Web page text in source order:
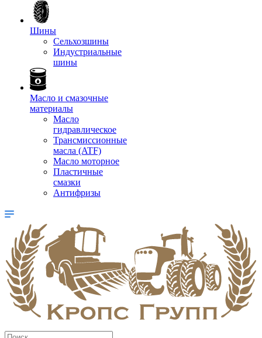
Шины
Сельхозшины
Индустриальные
шины
Масло и смазочные
материалы
Масло
гидравлическое
Трансмиссионные
масла (ATF)
Масло моторное
Пластичные
смазки
Антифризы